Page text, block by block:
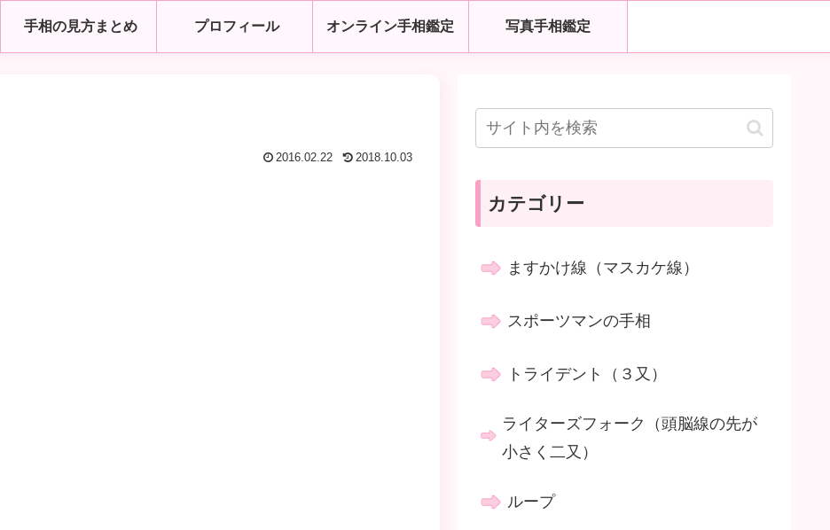
手相の見方まとめ プロフィール オンライン手相鑑定 写真手相鑑定
2016.02.22 2018.10.03
カテゴリー
ますかけ線（マスカケ線）
スポーツマンの手相
トライデント（３又）
ライターズフォーク（頭脳線の先が
小さく二又）
ループ